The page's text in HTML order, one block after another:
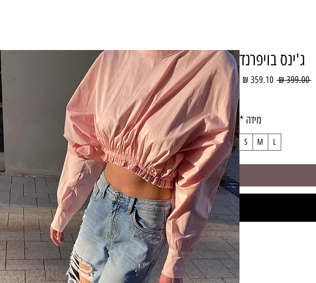
ג'ינס בויפרנד
‏399.00 ‏₪
מחיר
מחיר
מבצע
מידה *
L
M
S